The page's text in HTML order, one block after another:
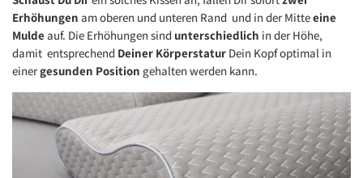
Erhöhungen am oberen und unteren Rand und in der Mitteeine
Muldeauf. Die Erhöhungen sind unterschiedlich in der Höhe,
damit entsprechend Deiner Körperstatur Dein Kopf optimal in
einergesunden Position gehalten werden kann.